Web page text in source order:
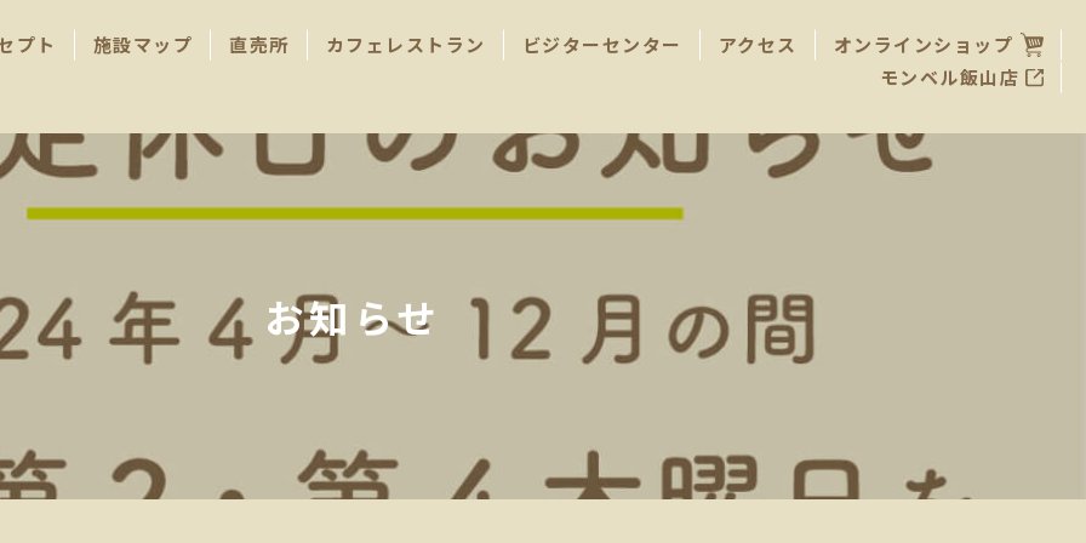
プト 施設マップ 直売所 カフェレストラン ビジターセンター アクセス
オンラインショップ
モンベル飯山店
お知らせ